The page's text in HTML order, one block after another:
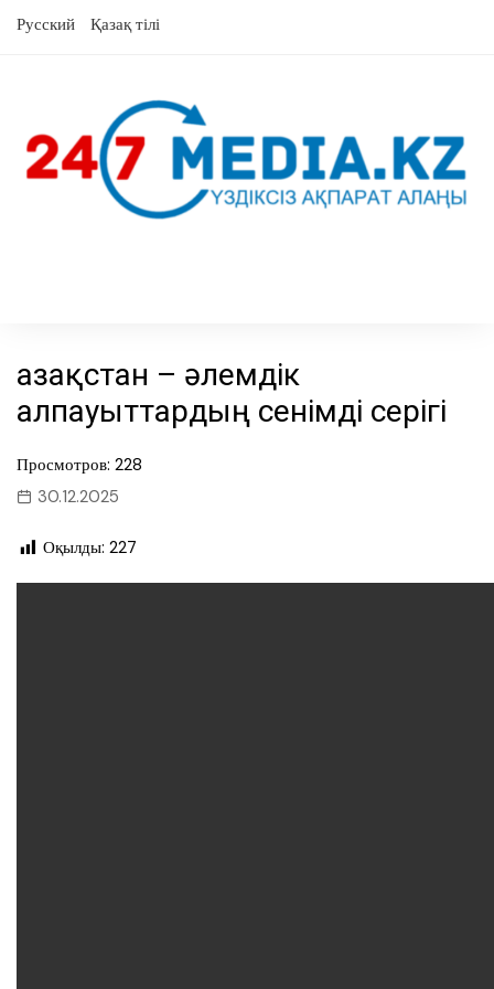
Русский Қазақ тілі
Қазақстан – әлемдік
алпауыттардың сенімді серігі
Просмотров: 228
30.12.2025
Оқылды: 227